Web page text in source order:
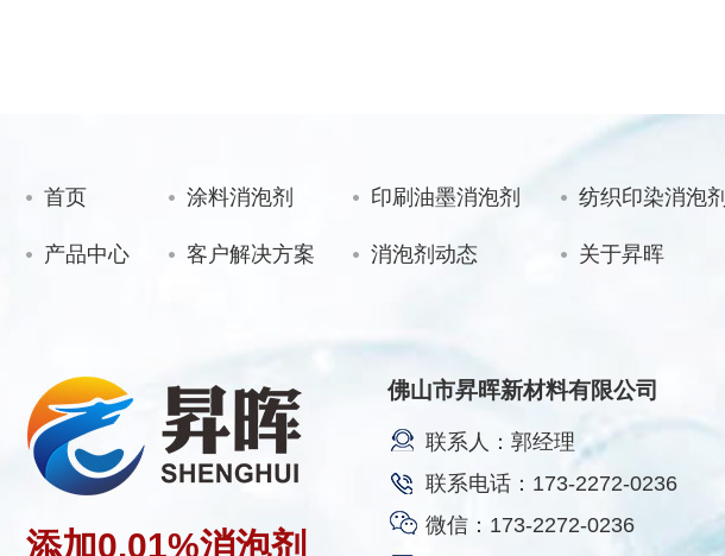
首页 涂料消泡剂 印刷油墨消泡剂 纺织印染消泡剂
产品中心 客户解决方案 消泡剂动态 关于昇晖
添加0.01%消泡剂
佛山市昇晖新材料有限公司
联系人：郭经理
联系电话：173-2272-0236
微信：173-2272-0236